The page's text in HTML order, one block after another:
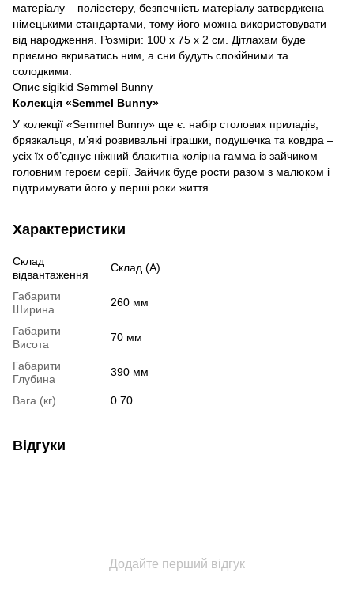
матеріалу – поліестеру, безпечність матеріалу затверджена
німецькими стандартами, тому його можна використовувати
від народження. Розміри: 100 х 75 х 2 см. Дітлахам буде
приємно вкриватись ним, а сни будуть спокійними та
солодкими.
Опис sigikid Semmel Bunny
Колекція «Semmel Bunny»
У колекції «Semmel Bunny» ще є: набір столових приладів,
брязкальця, м’які розвивальні іграшки, подушечка та ковдра –
усіх їх об’єднує ніжний блакитна колірна гамма із зайчиком –
головним героєм серії. Зайчик буде рости разом з малюком і
підтримувати його у перші роки життя.
Характеристики
Склад
відвантаження
Склад (А)
Габарити
Ширина
260 мм
Габарити
Висота
70 мм
Габарити
Глубина
390 мм
Вага (кг) 0.70
Відгуки
Додайте перший відгук